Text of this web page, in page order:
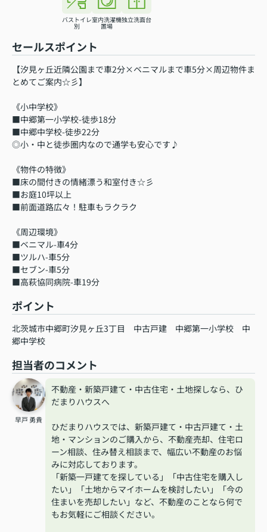
バストイレ
別
室内洗濯機
置場
独立洗面台
セールスポイント
【汐見ヶ丘近隣公園まで車2分×ベニマルまで車5分×周辺物件ま
とめてご案内☆彡】
《小中学校》
■中郷第一小学校-徒歩18分
■中郷中学校-徒歩22分
◎小・中と徒歩圏内なので通学も安心です♪
《物件の特徴》
■床の間付きの情緒漂う和室付き☆彡
■お庭10坪以上
■前面道路広々！駐車もラクラク
《周辺環境》
■ベニマル-車4分
■ツルハ-車5分
■セブン-車5分
■高萩協同病院-車19分
ポイント
北茨城市中郷町汐見ヶ丘3丁目 中古戸建 中郷第一小学校
中
郷中学校
担当者のコメント
早戸 勇貴
不動産・新築戸建て・中古住宅・土地探しなら、ひ
だまりハウスへ
ひだまりハウスでは、新築戸建て・中古戸建て・土
地・マンションのご購入から、不動産売却、住宅ロ
ーン相談、住み替え相談まで、幅広い不動産のお悩
みに対応しております。
「新築一戸建てを探している」「中古住宅を購入し
たい」「土地からマイホームを検討したい」「今の
住まいを売却したい」など、不動産のことなら何で
もお気軽にご相談ください。